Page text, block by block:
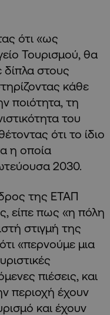
ότι «ως
Τουρισμού, θα
δίπλα στους
κάθε
ποιότητα, τη
του
ότι το ίδιο
η οποία
2030.
της ΕΤΑΠ
είπε πως «η πόλη
στιγμή της
«περνούμε μια
πιέσεις, και
περιοχή έχουν
και έχουν